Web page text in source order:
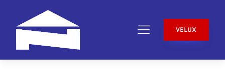
VELUX